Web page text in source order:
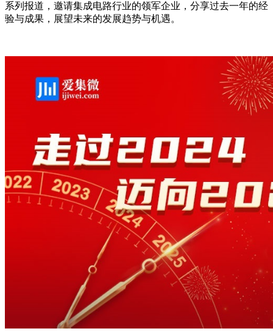
系列报道，邀请集成电路行业的领军企业，分享过去一年的经
验与成果，展望未来的发展趋势与机遇。